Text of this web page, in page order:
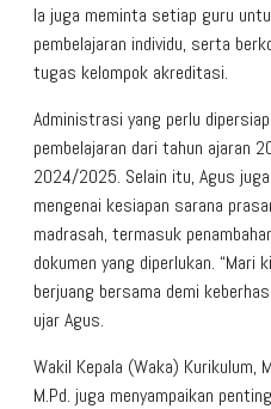
Ia juga meminta setiap guru
pembelajaran individu, serta
tugas kelompok akreditasi.
Administrasi yang perlu
pembelajaran dari tahun ajaran
2024/2025. Selain itu, Agus
mengenai kesiapan sarana
madrasah, termasuk
dokumen yang diperlukan. “Mari
berjuang bersama demi
ujar Agus.
Wakil Kepala (Waka) Kurikulum,
M.Pd. juga menyampaikan